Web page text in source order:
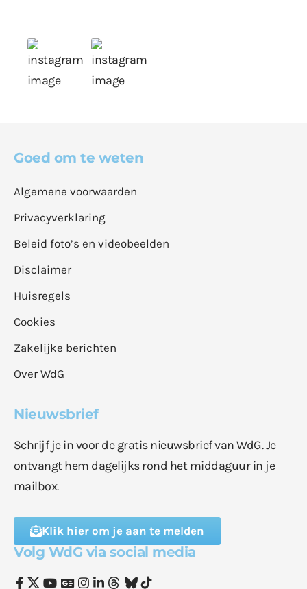
Goed om te weten
Algemene voorwaarden
Privacyverklaring
Beleid foto’s en videobeelden
Disclaimer
Huisregels
Cookies
Zakelijke berichten
Over WdG
Nieuwsbrief
Schrijf je in voor de gratis nieuwsbrief van WdG. Je
ontvangt hem dagelijks rond het middaguur in je
mailbox.
Klik hier om je aan te melden
Volg WdG via social media